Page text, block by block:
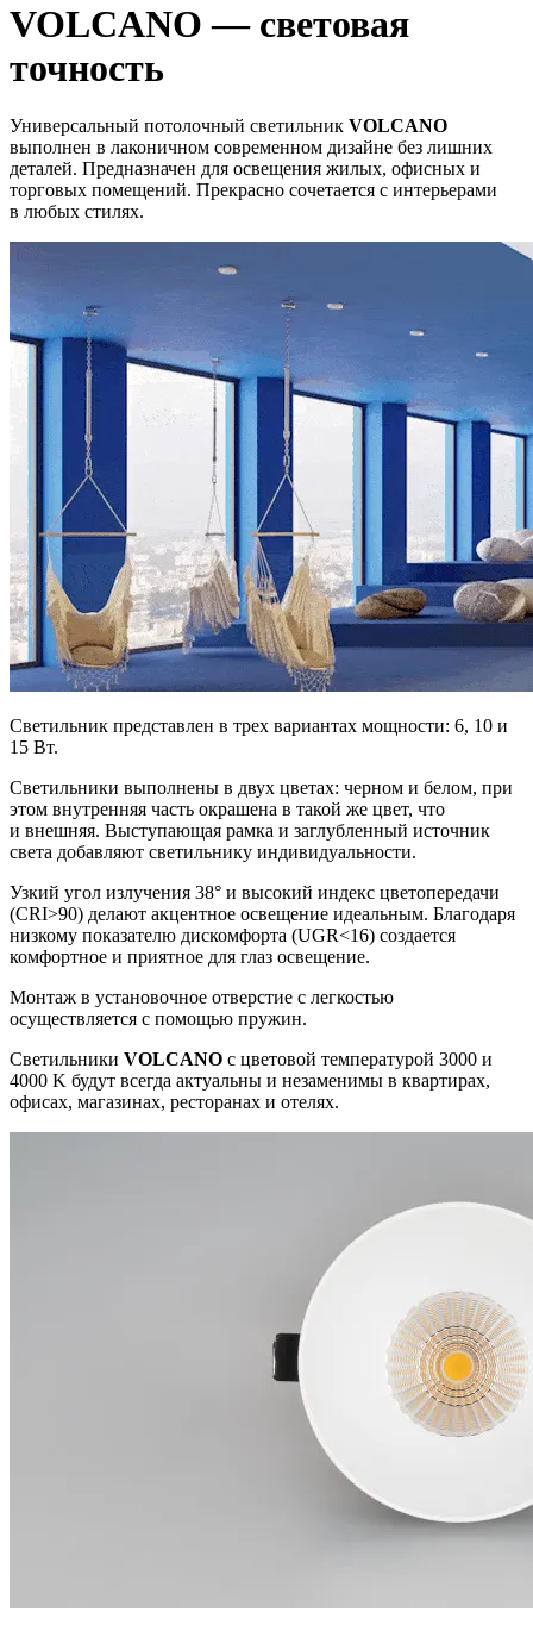
VOLCANO — световая
точность
Универсальный потолочный светильник VOLCANO
выполнен в лаконичном современном дизайне без лишних
деталей. Предназначен для освещения жилых, офисных и
торговых помещений. Прекрасно сочетается с интерьерами
в любых стилях.
Светильник представлен в трех вариантах мощности: 6, 10 и
15 Вт.
Светильники выполнены в двух цветах: черном и белом, при
этом внутренняя часть окрашена в такой же цвет, что
и внешняя. Выступающая рамка и заглубленный источник
света добавляют светильнику индивидуальности.
Узкий угол излучения 38° и высокий индекс цветопередачи
(CRI>90) делают акцентное освещение идеальным. Благодаря
низкому показателю дискомфорта (UGR<16) создается
комфортное и приятное для глаз освещение.
Монтаж в установочное отверстие с легкостью
осуществляется с помощью пружин.
Светильники VOLCANO с цветовой температурой 3000 и
4000 K будут всегда актуальны и незаменимы в квартирах,
офисах, магазинах, ресторанах и отелях.